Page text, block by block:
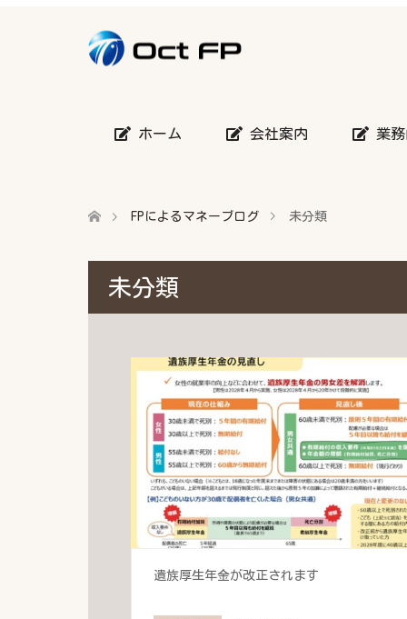
ホーム 会社案内 業
FPによるマネーブログ 未分類
未分類
遺族厚生年金が改正されます